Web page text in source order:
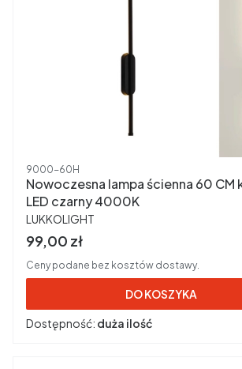
Kod produktu
9000-60H
Nowoczesna lampa ścienna 60
LED czarny 4000K
PRODUCENT
LUKKOLIGHT
Cena brutto
99,00 zł
Ceny podane bez kosztów dostawy.
DO KOSZYKA
Dostępność: duża ilość